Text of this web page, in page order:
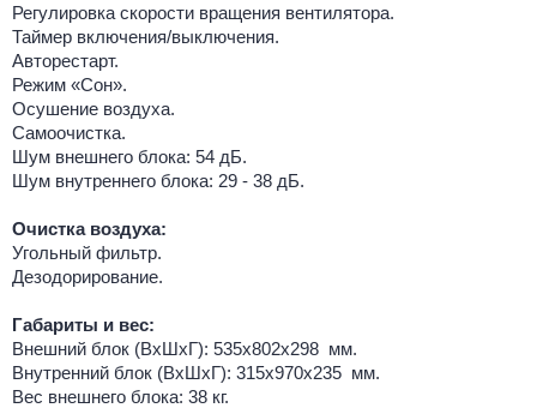
Регулировка скорости вращения вентилятора.
Таймер включения/выключения.
Авторестарт.
Режим «Сон».
Осушение воздуха.
Самоочистка.
Шум внешнего блока: 54 дБ.
Шум внутреннего блока: 29 - 38 дБ.
Очистка воздуха:
Угольный фильтр.
Дезодорирование.
Габариты и вес:
Внешний блок (ВхШхГ): 535x802x298 мм.
Внутренний блок (ВхШхГ): 315x970x235 мм.
Вес внешнего блока: 38 кг.